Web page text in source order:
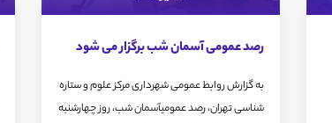
رصد عمومی آسمان شب برگزار می شود
به گزارش روابط عمومی شهرداری مرکز علوم و ستاره
شناسی تهران، رصد عمومیآسمان شب، روز چهارشنبه